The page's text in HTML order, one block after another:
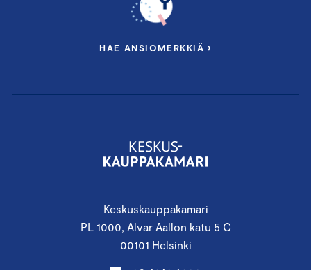
Keskuskauppakamari
PL 1000, Alvar Aallon katu 5 C
00101 Helsinki
HAE ANSIOMERKKIÄ ›